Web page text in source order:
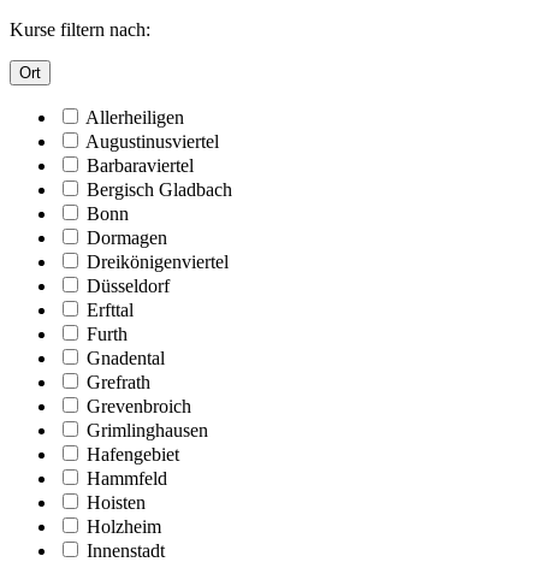
Kurse filtern nach:
Ort
Allerheiligen
Augustinusviertel
Barbaraviertel
Bergisch Gladbach
Bonn
Dormagen
Dreikönigenviertel
Düsseldorf
Erfttal
Furth
Gnadental
Grefrath
Grevenbroich
Grimlinghausen
Hafengebiet
Hammfeld
Hoisten
Holzheim
Innenstadt